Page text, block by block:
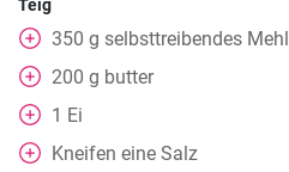
Teig
350 g selbsttreibendes Mehl
200 g butter
1 Ei
Kneifen eine Salz